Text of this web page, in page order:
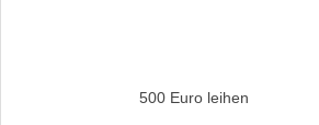
500 Euro leihen